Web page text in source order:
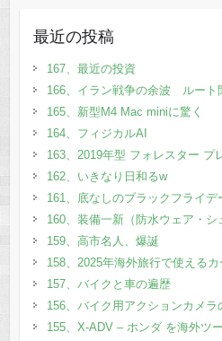
最近の投稿
167、最近の投資
166、イラン戦争の余波 ルート
165、新型M4 Mac miniに驚く
164、フィジカルAI
163、2019年型 フォレスター プ
162、いきなり日和るw
161、底なしのブラックフライデ
160、装備一新（防水ウェア・シ
159、高市名人、爆誕
158、2025年海外旅行で使える
157、バイクと車の遍歴
156、バイク用アクションカメラ
155、X-ADV – ホンダ を海外ツ